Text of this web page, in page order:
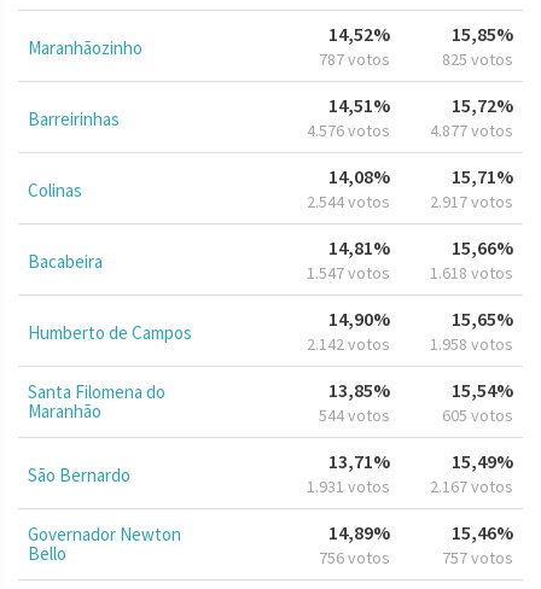
Maranhãozinho
14,52%
787 votos
15,85%
825 votos
Barreirinhas
14,51%
4.576 votos
15,72%
4.877 votos
Colinas
14,08%
2.544 votos
15,71%
2.917 votos
Bacabeira
14,81%
1.547 votos
15,66%
1.618 votos
Humberto de Campos
14,90%
2.142 votos
15,65%
1.958 votos
Santa Filomena do
Maranhão
13,85%
544 votos
15,54%
605 votos
São Bernardo
13,71%
1.931 votos
15,49%
2.167 votos
Governador Newton
Bello
14,89%
756 votos
15,46%
757 votos